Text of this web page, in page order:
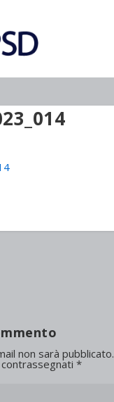
non sarà pubblicato.
*